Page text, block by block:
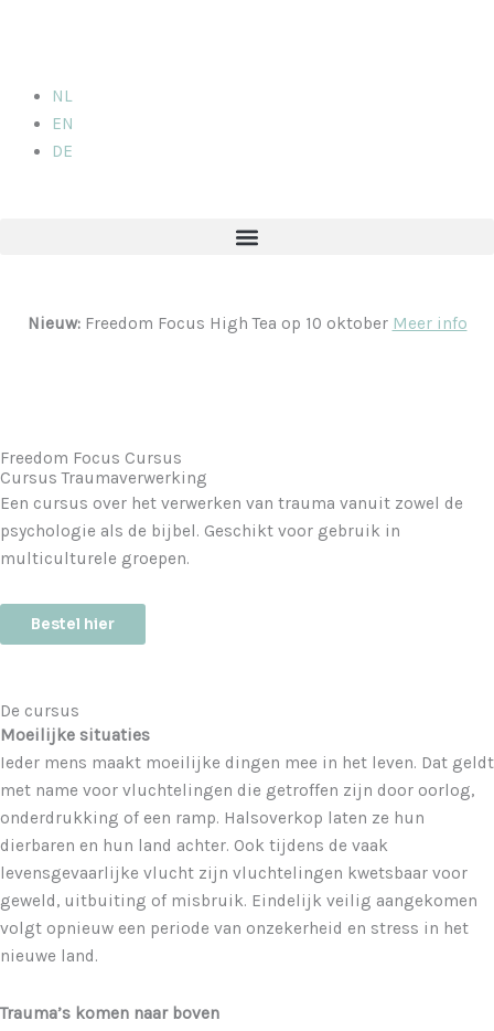
inhoudNL
EN
DE
Nieuw:Freedom Focus High Tea op 10 oktober Meer info
Freedom Focus Cursus
Cursus Traumaverwerking
Een cursus over het verwerken van trauma vanuit zowel de
psychologie als de bijbel. Geschikt voor gebruik in
multiculturele groepen.
Bestel hier
De cursus
Moeilijke situaties
Ieder mens maakt moeilijke dingen mee in het leven. Dat geldt
met name voor vluchtelingen die getroffen zijn door oorlog,
onderdrukking of een ramp. Halsoverkop laten ze hun
dierbaren en hun land achter. Ook tijdens de vaak
levensgevaarlijke vlucht zijn vluchtelingen kwetsbaar voor
geweld, uitbuiting of misbruik. Eindelijk veilig aangekomen
volgt opnieuw een periode van onzekerheid en stress in het
nieuwe land.
Trauma’s komen naar boven